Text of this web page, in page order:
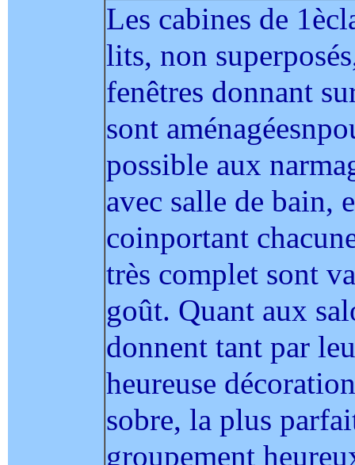
Les cabines de
lits, non
fenêtres donnant
sont
possible aux
avec salle de bain,
coinportant
très complet sont
goût. Quant aux
donnent tant par
heureuse
sobre, la plus
groupement